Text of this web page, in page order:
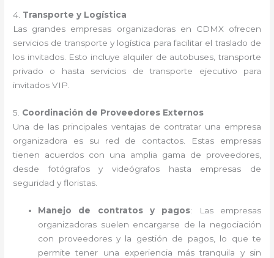
4. Transporte y Logística
Las grandes empresas organizadoras en CDMX ofrecen
servicios de transporte y logística para facilitar el traslado de
los invitados. Esto incluye alquiler de autobuses, transporte
privado o hasta servicios de transporte ejecutivo para
invitados VIP.
5. Coordinación de Proveedores Externos
Una de las principales ventajas de contratar una empresa
organizadora es su red de contactos. Estas empresas
tienen acuerdos con una amplia gama de proveedores,
desde fotógrafos y videógrafos hasta empresas de
seguridad y floristas.
Manejo de contratos y pagos: Las empresas
organizadoras suelen encargarse de la negociación
con proveedores y la gestión de pagos, lo que te
permite tener una experiencia más tranquila y sin